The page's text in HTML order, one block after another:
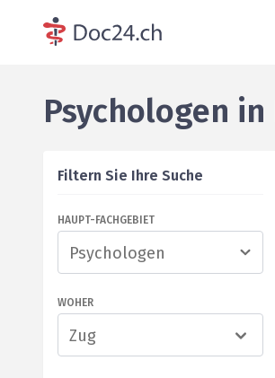
Psychologen in
Filtern Sie Ihre Suche
HAUPT-FACHGEBIET
WOHER
Zug